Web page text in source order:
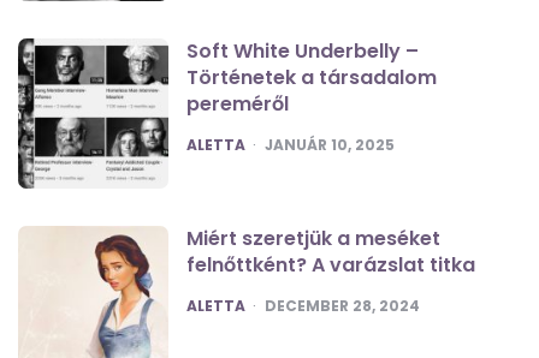
Soft White Underbelly –
Történetek a társadalom
pereméről
POSTED
ALETTA JANUÁR 10, 2025
Miért szeretjük a meséket
felnőttként? A varázslat titka
POSTED
ALETTA DECEMBER 28, 2024